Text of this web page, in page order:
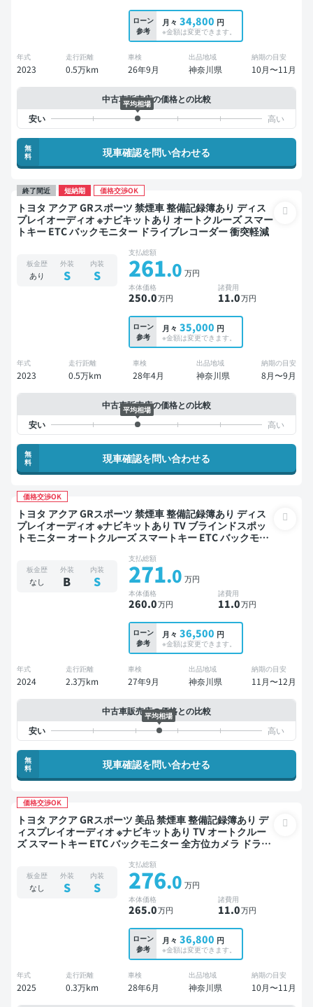
ローン
参考
月々 34,800 円
※金額は変更できます。
年式
2023
走行距離
0.5万km
車検
26年9月
出品地域
神奈川県
納期の目安
10月〜11月
中古車販売店の価格との比較
平均相場
無
料
現車確認を問い合わせる
終了間近 短納期 価格交渉OK
トヨタ アクア GRスポーツ 禁煙車 整備記録簿あり ディス
プレイオーディオ ※ナビキットあり オートクルーズ スマー
トキー ETC バックモニター ドライブレコーダー 衝突軽減
板金歴
あり
外装
S
内装
S
支払総額
261.0 万円
本体価格
250.0万円
諸費用
11.0万円
ローン
参考
月々 35,000 円
※金額は変更できます。
年式
2023
走行距離
0.5万km
車検
28年4月
出品地域
神奈川県
納期の目安
8月〜9月
中古車販売店の価格との比較
平均相場
無
料
現車確認を問い合わせる
価格交渉OK
トヨタ アクア GRスポーツ 禁煙車 整備記録簿あり ディス
プレイオーディオ ※ナビキットあり TV ブラインドスポッ
トモニター オートクルーズ スマートキー ETC バックモニ
板金歴
なし
外装
B
内装
S
支払総額
271.0 万円
本体価格
260.0万円
諸費用
11.0万円
ローン
参考
月々 36,500 円
※金額は変更できます。
年式
2024
走行距離
2.3万km
車検
27年9月
出品地域
神奈川県
納期の目安
11月〜12月
中古車販売店の価格との比較
平均相場
無
料
現車確認を問い合わせる
価格交渉OK
トヨタ アクア GRスポーツ 美品 禁煙車 整備記録簿あり デ
ィスプレイオーディオ ※ナビキットあり TV オートクルー
ズ スマートキー ETC バックモニター 全方位カメラ ドライ
板金歴
なし
外装
S
内装
S
支払総額
276.0 万円
本体価格
265.0万円
諸費用
11.0万円
ローン
参考
月々 36,800 円
※金額は変更できます。
年式
2025
走行距離
0.3万km
車検
28年6月
出品地域
神奈川県
納期の目安
10月〜11月